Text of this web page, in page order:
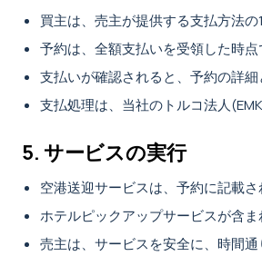
買主は、売主が提供する支払方法
予約は、全額支払いを受領した時点
支払いが確認されると、予約の詳
支払処理は、当社のトルコ法人
5. サービスの実行
空港送迎サービスは、予約に記載さ
ホテルピックアップサービスが含
売主は、サービスを安全に、時間